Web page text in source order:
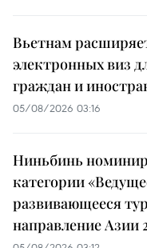
Вьетнам
электронных виз
граждан и
05/08/2026 03:16
Ниньбинь
категории
развивающееся
направление Азии